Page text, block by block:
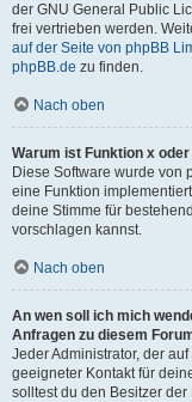
der GNU General Public
frei vertrieben werden.
auf der Seite von phpBB
phpBB.de zu finden.
Nach oben
Warum ist Funktion x
Diese Software wurde von
eine Funktion
deine Stimme für
vorschlagen kannst.
Nach oben
An wen soll ich mich
Anfragen zu diesem
Jeder Administrator, der
geeigneter Kontakt für
solltest du den Besitzer